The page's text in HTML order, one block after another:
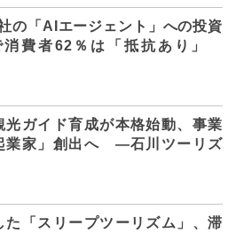
の「AIエージェント」への投資
消費者62％は「抵抗あり」
光ガイド育成が本格始動、事業
業家」創出へ ―石川ツーリズ
た「スリープツーリズム」、滞